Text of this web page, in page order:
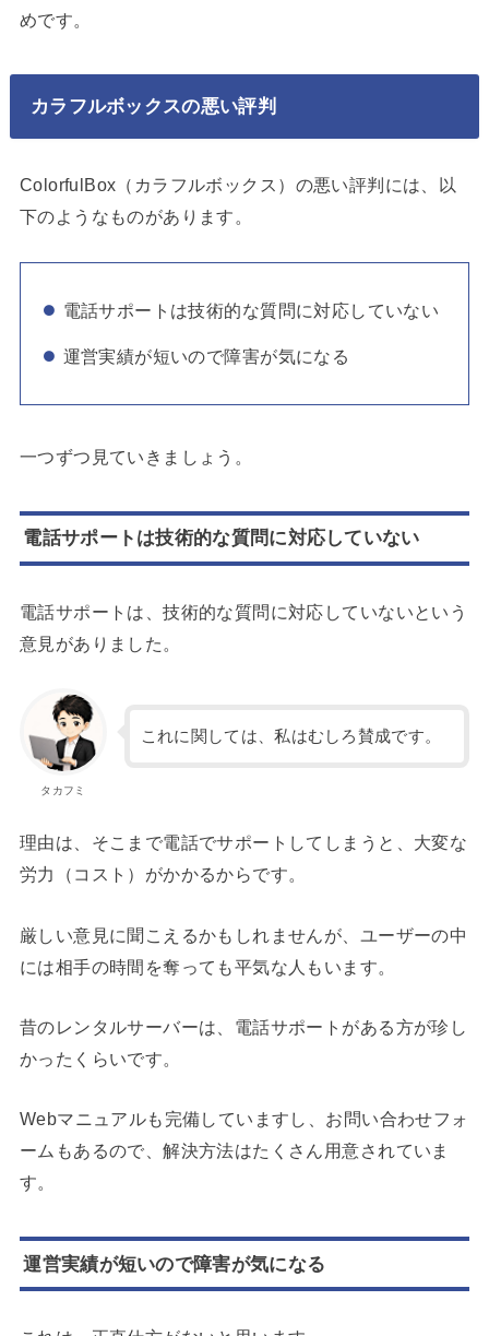
めです。
カラフルボックスの悪い評判
ColorfulBox（カラフルボックス）の悪い評判には、以
下のようなものがあります。
電話サポートは技術的な質問に対応していない
運営実績が短いので障害が気になる
一つずつ見ていきましょう。
電話サポートは技術的な質問に対応していない
電話サポートは、技術的な質問に対応していないという
意見がありました。
タカフミ
これに関しては、私はむしろ賛成です。
理由は、そこまで電話でサポートしてしまうと、大変な
労力（コスト）がかかるからです。
厳しい意見に聞こえるかもしれませんが、ユーザーの中
には相手の時間を奪っても平気な人もいます。
昔のレンタルサーバーは、電話サポートがある方が珍し
かったくらいです。
Webマニュアルも完備していますし、お問い合わせフォ
ームもあるので、解決方法はたくさん用意されていま
す。
運営実績が短いので障害が気になる